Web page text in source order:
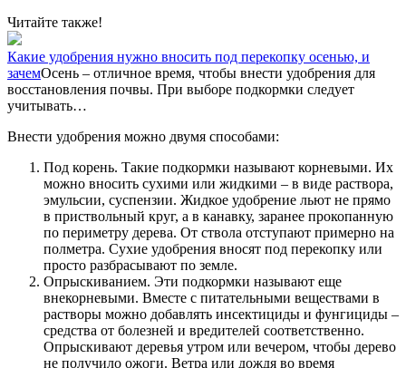
Читайте также!
Какие удобрения нужно вносить под перекопку осенью, и
зачемОсень – отличное время, чтобы внести удобрения для
восстановления почвы. При выборе подкормки следует
учитывать…
Внести удобрения можно двумя способами:
Под корень. Такие подкормки называют корневыми. Их
можно вносить сухими или жидкими – в виде раствора,
эмульсии, суспензии. Жидкое удобрение льют не прямо
в приствольный круг, а в канавку, заранее прокопанную
по периметру дерева. От ствола отступают примерно на
полметра. Сухие удобрения вносят под перекопку или
просто разбрасывают по земле.
Опрыскиванием. Эти подкормки называют еще
внекорневыми. Вместе с питательными веществами в
растворы можно добавлять инсектициды и фунгициды –
средства от болезней и вредителей соответственно.
Опрыскивают деревья утром или вечером, чтобы дерево
не получило ожоги. Ветра или дождя во время